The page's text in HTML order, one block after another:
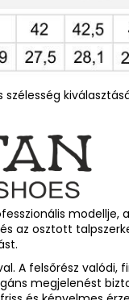
az osztott
A felsőrész valódi,
megjelenést